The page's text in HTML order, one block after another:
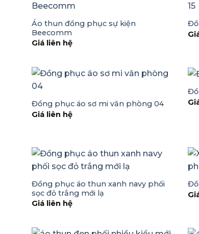
Áo thun đồng phục sự kiện
Beecomm
Giá liên hệ
Đồng phục áo sơ mi văn phòng 04
Giá liên hệ
Đồng phục áo thun xanh navy phối
sọc đỏ trắng mới lạ
Giá liên hệ